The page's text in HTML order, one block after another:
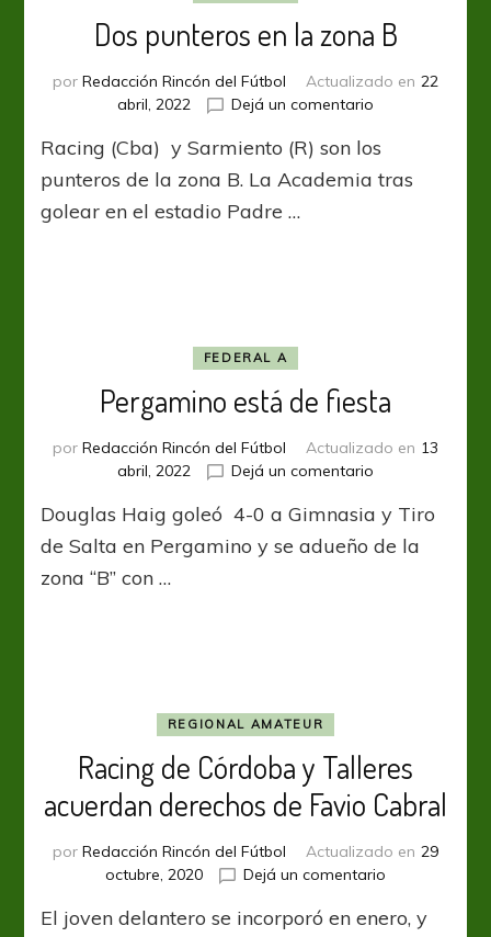
Dos punteros en la zona B
por Redacción Rincón del Fútbol Actualizado en 22
abril, 2022
Dejá un comentario
punteros
en
Racing (Cba) y Sarmiento (R) son los
punteros de la zona B. La Academia tras
golear en el estadio Padre …
FEDERAL A
Pergamino está de fiesta
por Redacción Rincón del Fútbol Actualizado en 13
abril, 2022
Dejá un comentario
está
de
Douglas Haig goleó 4-0 a Gimnasia y Tiro
de Salta en Pergamino y se adueño de la
zona “B” con …
REGIONAL AMATEUR
Racing de Córdoba y Talleres
acuerdan derechos de Favio Cabral
por Redacción Rincón del Fútbol Actualizado en 29
octubre, 2020
Dejá un comentario
de
El joven delantero se incorporó en enero, y